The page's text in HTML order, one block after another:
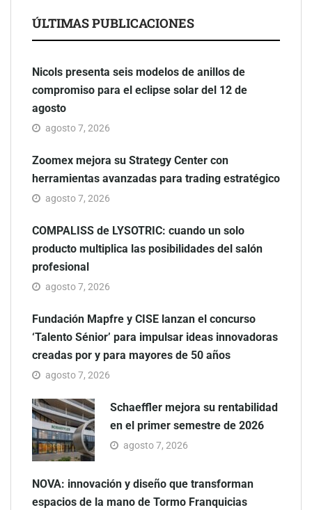
ÚLTIMAS PUBLICACIONES
Nicols presenta seis modelos de anillos de
compromiso para el eclipse solar del 12 de
agosto
agosto 7, 2026
Zoomex mejora su Strategy Center con
herramientas avanzadas para trading estratégico
agosto 7, 2026
COMPALISS de LYSOTRIC: cuando un solo
producto multiplica las posibilidades del salón
profesional
agosto 7, 2026
Fundación Mapfre y CISE lanzan el concurso
‘Talento Sénior’ para impulsar ideas innovadoras
creadas por y para mayores de 50 años
agosto 7, 2026
Schaeffler mejora su rentabilidad
en el primer semestre de 2026
agosto 7, 2026
NOVA: innovación y diseño que transforman
espacios de la mano de Tormo Franquicias